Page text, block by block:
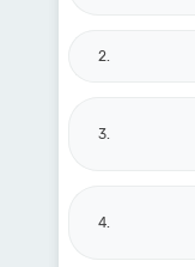
2.
3.
4.